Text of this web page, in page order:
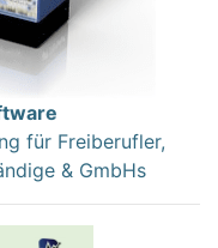
für Freiberufler,
& GmbHs